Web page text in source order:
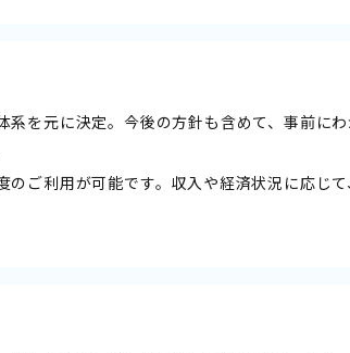
系を元に決定。今後の方針も含めて、事前に
のご利用が可能です。収入や経済状況に応じ